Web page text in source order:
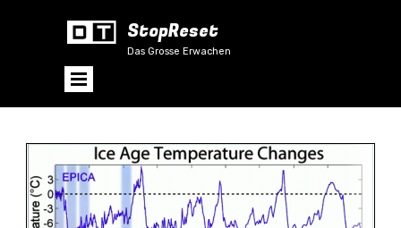
Das Grosse Erwachen
StopReset